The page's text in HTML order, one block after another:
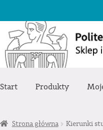
Przejdź
nawigacji
Przejdź
treści
Start Produkty
Strona główna Kierunki